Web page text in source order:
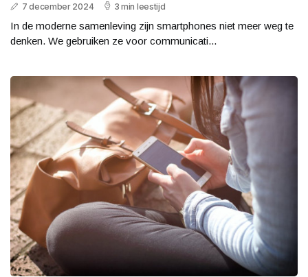
7 december 2024 3 min leestijd
In de moderne samenleving zijn smartphones niet meer weg te
denken. We gebruiken ze voor communicati...